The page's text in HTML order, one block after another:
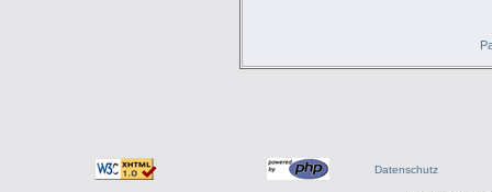
Datenschutz